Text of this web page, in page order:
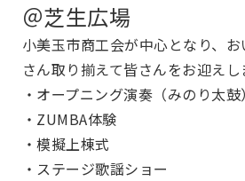
＠芝生広場
小美玉市商工会が中心となり、
さん取り揃えて皆さんをお迎えし
・オープニング演奏（みのり太鼓）
・ZUMBA体験
・模擬上棟式
・ステージ歌謡ショー